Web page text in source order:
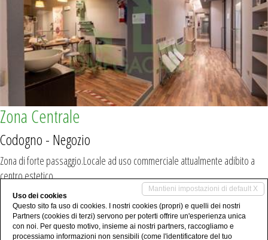
Zona Centrale
Codogno - Negozio
Zona di forte passaggio.Locale ad uso commerciale attualmente adibito a
centro estetico.
190.000 €
204,96 m2
Mantieni impostazioni di default X
Uso dei cookies
Questo sito fa uso di cookies. I nostri cookies (propri) e quelli dei nostri
Partners (cookies di terzi) servono per poterti offrire un'esperienza unica
con noi. Per questo motivo, insieme ai nostri partners, raccogliamo e
processiamo informazioni non sensibili (come l'identificatore del tuo